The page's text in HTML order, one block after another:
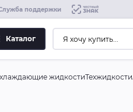
поддержки
Каталог
жидкостиТехжидкости